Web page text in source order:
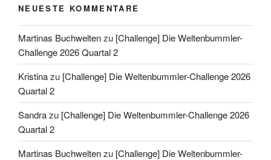
NEUESTE KOMMENTARE
Martinas Buchweltenzu [Challenge] Die Weltenbummler-
Challenge 2026 Quartal 2
Kristinazu [Challenge] Die Weltenbummler-Challenge 2026
Quartal 2
Sandrazu [Challenge] Die Weltenbummler-Challenge 2026
Quartal 2
Martinas Buchweltenzu [Challenge] Die Weltenbummler-